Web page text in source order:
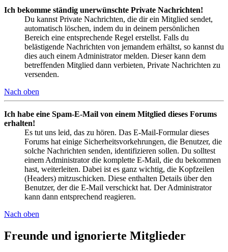
Ich bekomme ständig unerwünschte Private Nachrichten!
Du kannst Private Nachrichten, die dir ein Mitglied sendet,
automatisch löschen, indem du in deinem persönlichen
Bereich eine entsprechende Regel erstellst. Falls du
belästigende Nachrichten von jemandem erhältst, so kannst du
dies auch einem Administrator melden. Dieser kann dem
betreffenden Mitglied dann verbieten, Private Nachrichten zu
versenden.
Nach oben
Ich habe eine Spam-E-Mail von einem Mitglied dieses Forums
erhalten!
Es tut uns leid, das zu hören. Das E-Mail-Formular dieses
Forums hat einige Sicherheitsvorkehrungen, die Benutzer, die
solche Nachrichten senden, identifizieren sollen. Du solltest
einem Administrator die komplette E-Mail, die du bekommen
hast, weiterleiten. Dabei ist es ganz wichtig, die Kopfzeilen
(Headers) mitzuschicken. Diese enthalten Details über den
Benutzer, der die E-Mail verschickt hat. Der Administrator
kann dann entsprechend reagieren.
Nach oben
Freunde und ignorierte Mitglieder